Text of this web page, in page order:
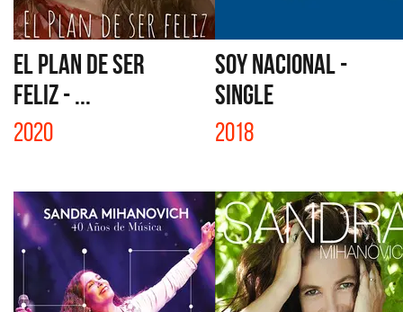
EL PLAN DE SER
FELIZ - ...
2020
SOY NACIONAL -
SINGLE
2018